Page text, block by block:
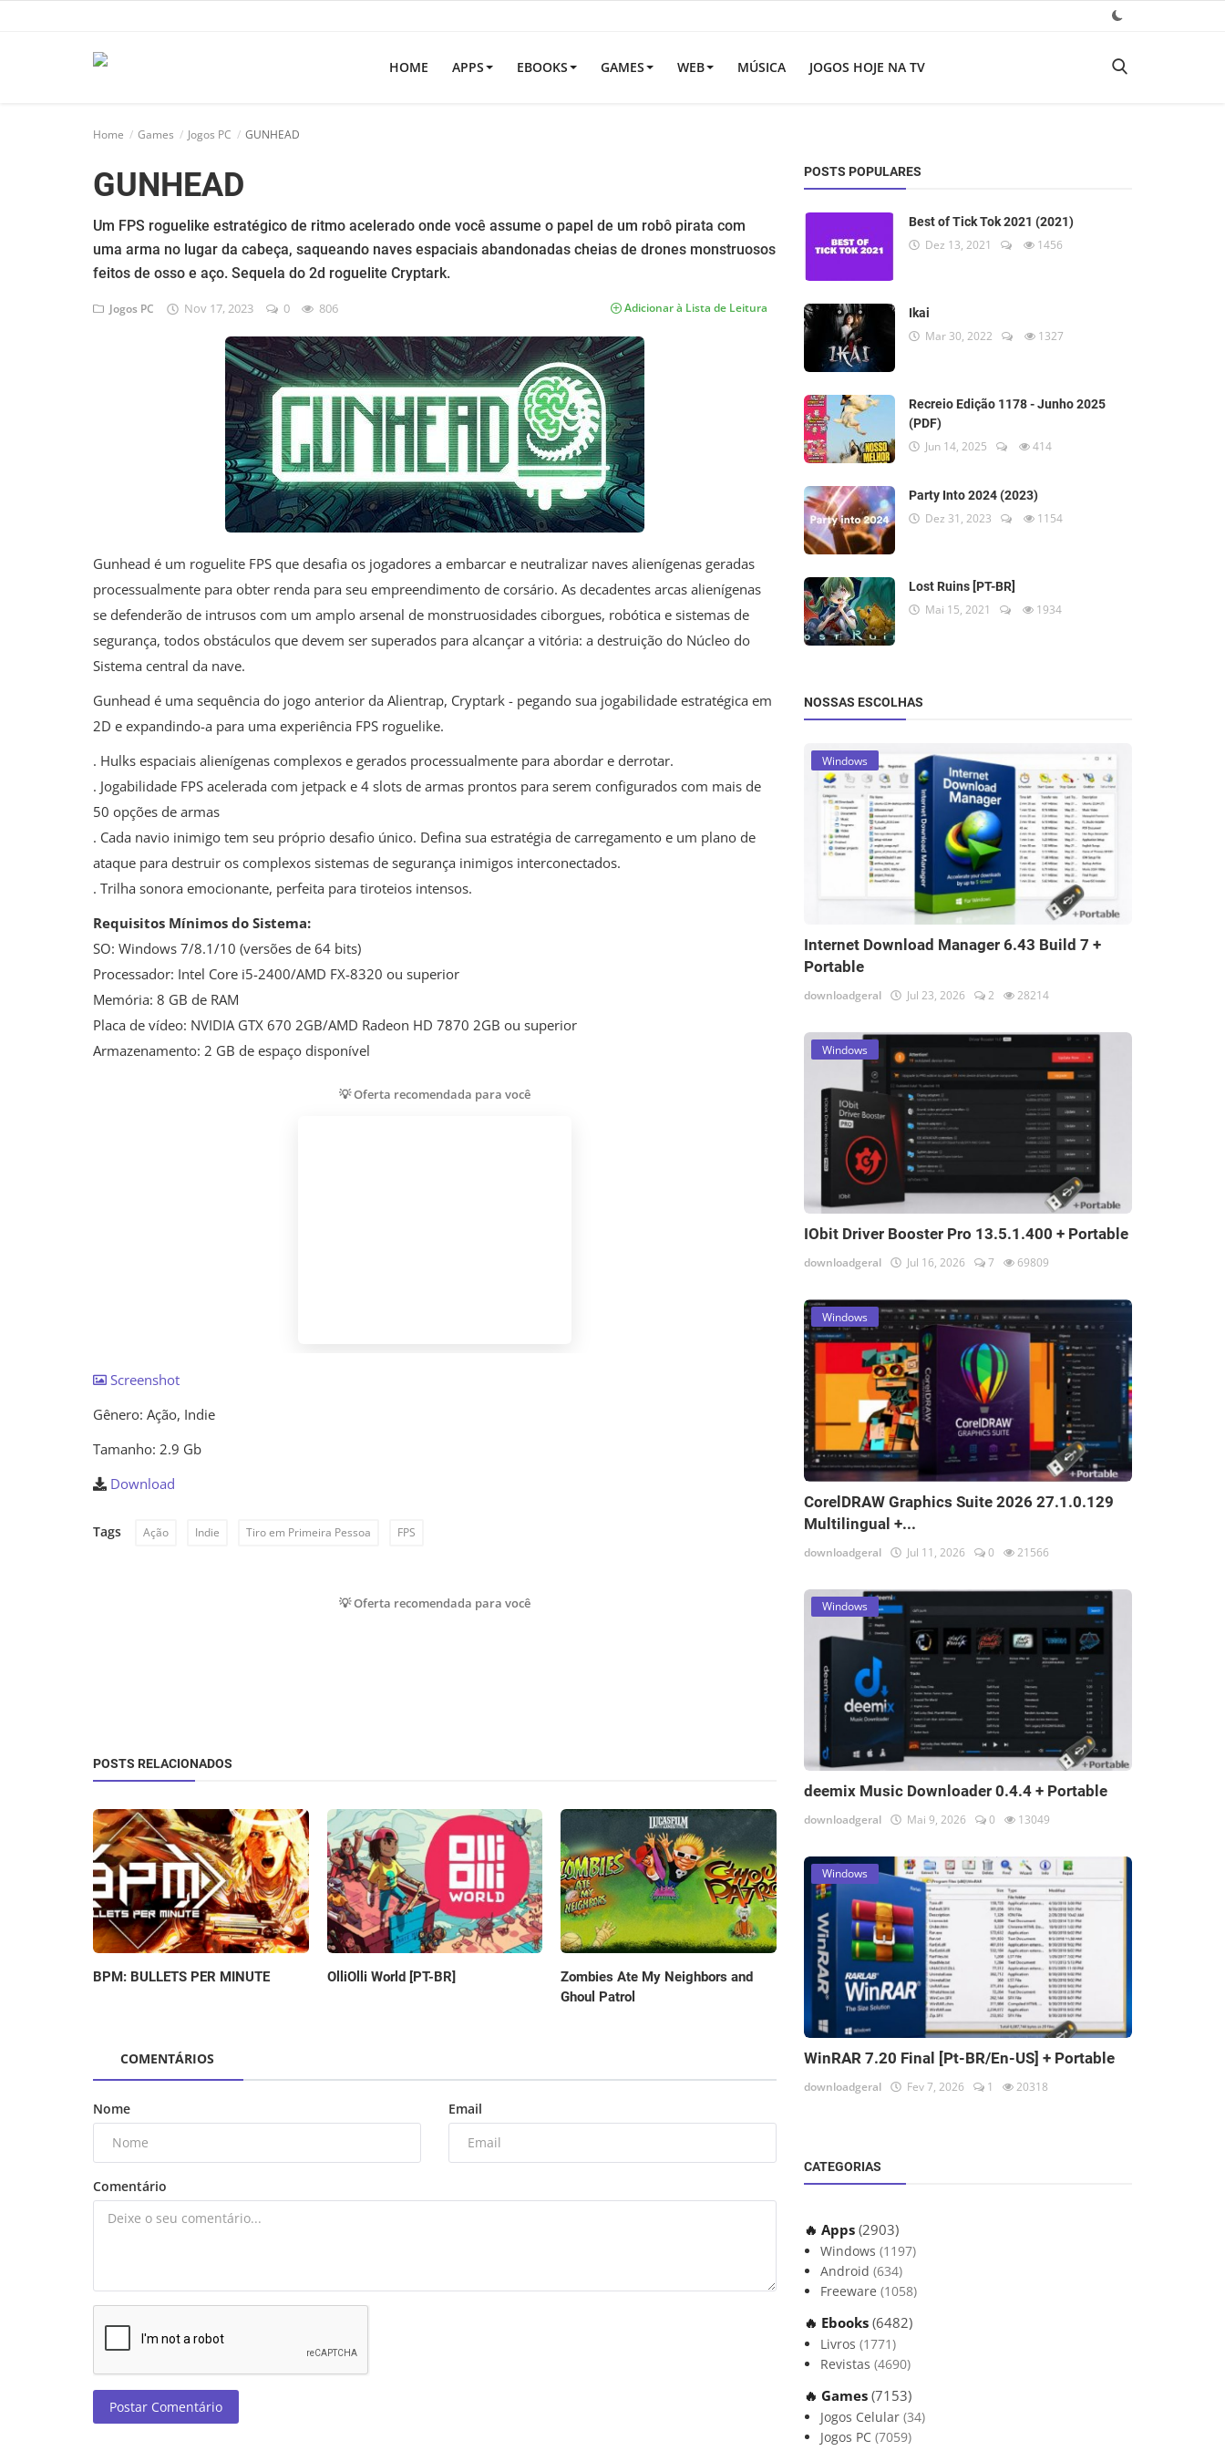
HOME APPS EBOOKS GAMES WEB MÚSICA JOGOS HOJE NA TV
Home Games Jogos PC GUNHEAD
GUNHEAD
Um FPS roguelike estratégico de ritmo acelerado onde você assume o papel de um robô pirata com
uma arma no lugar da cabeça, saqueando naves espaciais abandonadas cheias de drones monstruosos
feitos de osso e aço. Sequela do 2d roguelite Cryptark.
Jogos PC Nov 17, 2023 0 806 Adicionar à Lista de Leitura
Gunhead é um roguelite FPS que desafia os jogadores a embarcar e neutralizar naves alienígenas geradas
processualmente para obter renda para seu empreendimento de corsário. As decadentes arcas alienígenas
se defenderão de intrusos com um amplo arsenal de monstruosidades ciborgues, robótica e sistemas de
segurança, todos obstáculos que devem ser superados para alcançar a vitória: a destruição do Núcleo do
Sistema central da nave.
Gunhead é uma sequência do jogo anterior da Alientrap, Cryptark - pegando sua jogabilidade estratégica em
2D e expandindo-a para uma experiência FPS roguelike.
. Hulks espaciais alienígenas complexos e gerados processualmente para abordar e derrotar.
. Jogabilidade FPS acelerada com jetpack e 4 slots de armas prontos para serem configurados com mais de
50 opções de armas
. Cada navio inimigo tem seu próprio desafio único. Defina sua estratégia de carregamento e um plano de
ataque para destruir os complexos sistemas de segurança inimigos interconectados.
. Trilha sonora emocionante, perfeita para tiroteios intensos.
Requisitos Mínimos do Sistema:
SO: Windows 7/8.1/10 (versões de 64 bits)
Processador: Intel Core i5-2400/AMD FX-8320 ou superior
Memória: 8 GB de RAM
Placa de vídeo: NVIDIA GTX 670 2GB/AMD Radeon HD 7870 2GB ou superior
Armazenamento: 2 GB de espaço disponível
💡 Oferta recomendada para você
Screenshot
Gênero: Ação, Indie
Tamanho: 2.9 Gb
Download
Tags Ação Indie Tiro em Primeira Pessoa FPS
💡 Oferta recomendada para você
POSTS RELACIONADOS
BPM: BULLETS PER MINUTE OlliOlli World [PT-BR]
Zombies Ate My Neighbors and
Ghoul Patrol
COMENTÁRIOS
Nome Email
Comentário
Postar Comentário
POSTS POPULARES
Best of Tick Tok 2021 (2021)
Dez 13, 2021 1456
Ikai
Mar 30, 2022 1327
Recreio Edição 1178 - Junho 2025
(PDF)
Jun 14, 2025 414
Party Into 2024 (2023)
Dez 31, 2023 1154
Lost Ruins [PT-BR]
Mai 15, 2021 1934
NOSSAS ESCOLHAS
Windows
Internet Download Manager 6.43 Build 7 +
Portable
downloadgeral Jul 23, 2026 2 28214
Windows
IObit Driver Booster Pro 13.5.1.400 + Portable
downloadgeral Jul 16, 2026 7 69809
Windows
CorelDRAW Graphics Suite 2026 27.1.0.129
Multilingual +...
downloadgeral Jul 11, 2026 0 21566
Windows
deemix Music Downloader 0.4.4 + Portable
downloadgeral Mai 9, 2026 0 13049
Windows
WinRAR 7.20 Final [Pt-BR/En-US] + Portable
downloadgeral Fev 7, 2026 1 20318
CATEGORIAS
🔥 Apps (2903)
Windows (1197)
Android (634)
Freeware (1058)
🔥 Ebooks (6482)
Livros (1771)
Revistas (4690)
🔥 Games (7153)
Jogos Celular (34)
Jogos PC (7059)